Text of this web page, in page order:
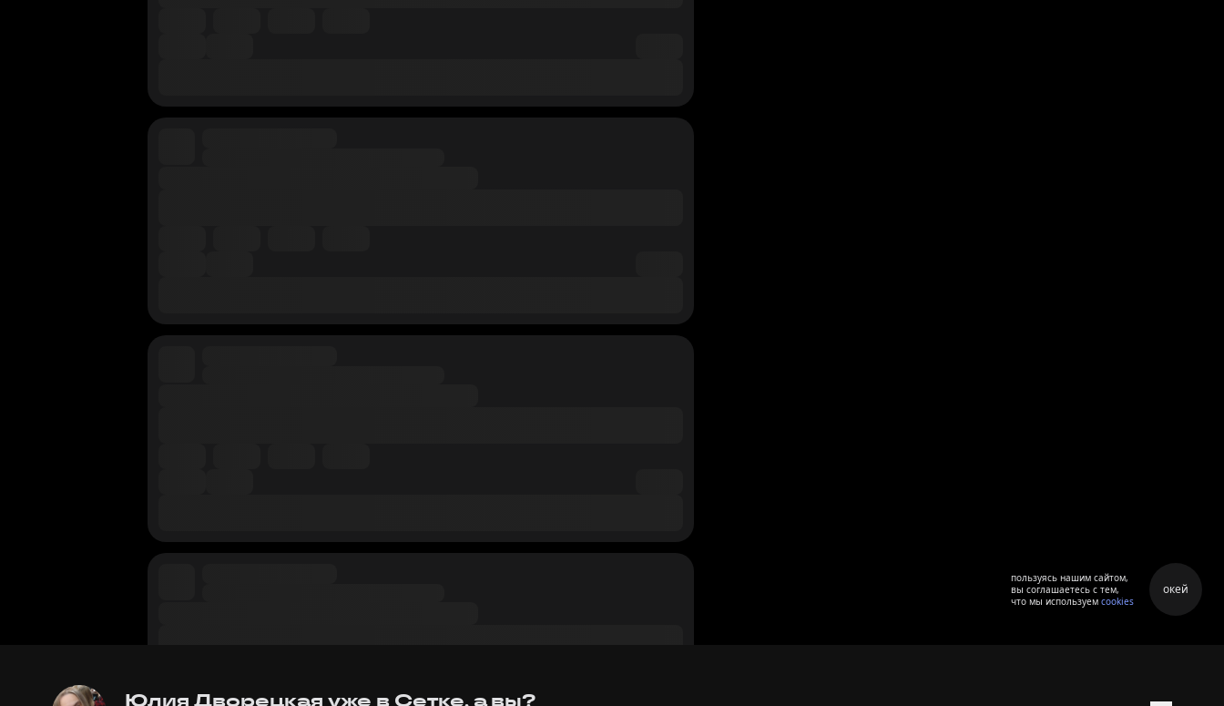
Юлия Дворецкая уже в Сетке, а вы?
пользуясь нашим сайтом,
вы соглашаетесь с тем,
что мы используем cookies
окей